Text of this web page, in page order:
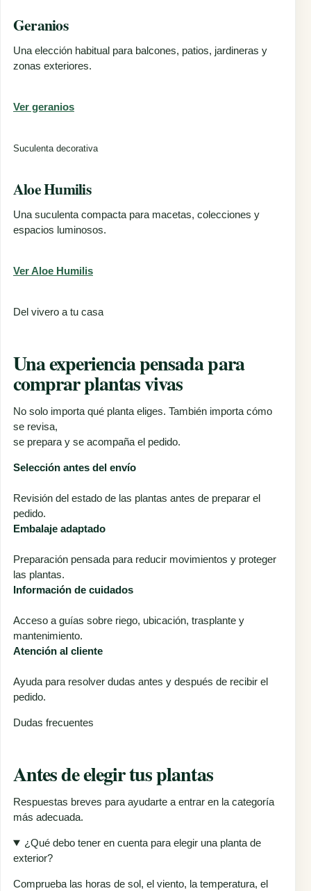
Geranios
Una elección habitual para balcones, patios, jardineras y
zonas exteriores.
Ver geranios
Suculenta decorativa
Aloe Humilis
Una suculenta compacta para macetas, colecciones y
espacios luminosos.
Ver Aloe Humilis
Del vivero a tu casa
Una experiencia pensada para
comprar plantas vivas
No solo importa qué planta eliges. También importa cómo
se revisa,
se prepara y se acompaña el pedido.
Selección antes del envío
Revisión del estado de las plantas antes de preparar el
pedido.
Embalaje adaptado
Preparación pensada para reducir movimientos y proteger
las plantas.
Información de cuidados
Acceso a guías sobre riego, ubicación, trasplante y
mantenimiento.
Atención al cliente
Ayuda para resolver dudas antes y después de recibir el
pedido.
Dudas frecuentes
Antes de elegir tus plantas
Respuestas breves para ayudarte a entrar en la categoría
más adecuada.
¿Qué debo tener en cuenta para elegir una planta de
exterior?
Comprueba las horas de sol, el viento, la temperatura, el